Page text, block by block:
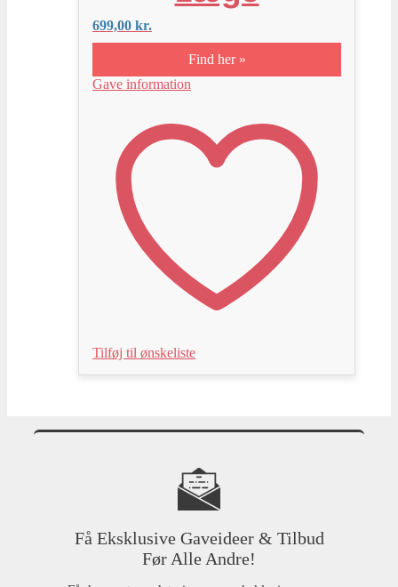
699,00 kr.
Find her »
Gave information
Tilføj til ønskeliste
Få Eksklusive Gaveideer & Tilbud
Før Alle Andre!